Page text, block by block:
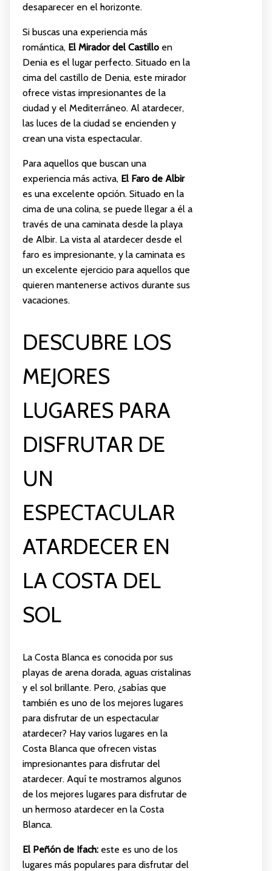
desaparecer en el horizonte.
Si buscas una experiencia más
romántica, El Mirador del Castilloen
Denia es el lugar perfecto. Situado en la
cima del castillo de Denia, este mirador
ofrece vistas impresionantes de la
ciudad y el Mediterráneo. Al atardecer,
las luces de la ciudad se encienden y
crean una vista espectacular.
Para aquellos que buscan una
experiencia más activa, El Faro de Albir
es una excelente opción. Situado en la
cima de una colina, se puede llegar a él a
través de una caminata desde la playa
de Albir. La vista al atardecer desde el
faro es impresionante, y la caminata es
un excelente ejercicio para aquellos que
quieren mantenerse activos durante sus
vacaciones.
DESCUBRE LOS
MEJORES
LUGARES PARA
DISFRUTAR DE
UN
ESPECTACULAR
ATARDECER EN
LA COSTA DEL
SOL
La Costa Blanca es conocida por sus
playas de arena dorada, aguas cristalinas
y el sol brillante. Pero, ¿sabías que
también es uno de los mejores lugares
para disfrutar de un espectacular
atardecer? Hay varios lugares en la
Costa Blanca que ofrecen vistas
impresionantes para disfrutar del
atardecer. Aquí te mostramos algunos
de los mejores lugares para disfrutar de
un hermoso atardecer en la Costa
Blanca.
El Peñón de Ifach:este es uno de los
lugares más populares para disfrutar del